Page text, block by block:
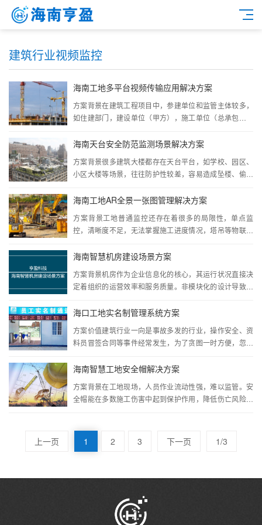
建筑行业视频监控
海南工地多平台视频传输应用解决方案
方案背景在建筑工程项目中，参建单位和监管主体较多，
如住建部门，建设单位（甲方），施工单位（总承包）等
海南天台安全防范监测场景解决方案
方案背景很多建筑大楼都存在天台平台，如学校、园区、
小区大楼等场景，往往防护性较差，容易造成坠楼、偷盗
海南工地AR全景一张图管理解决方案
方案背景工地普通监控还存在着很多的局限性，单点监
控，清晰度不足，无法掌握施工进度情况，塔吊等物联数
海南智慧机房建设场景方案
方案背景机房作为企业信息化的核心，其运行状况直接决
定着组织的运营效率和服务质量。非模块化的设计导致不
海口工地实名制管理系统方案
方案价值建筑行业一向是事故多发的行业，操作安全、资
料员冒签合同等事件经常发生，为了贪图一时方便，忽略
海南智慧工地安全帽解决方案
方案背景在工地现场，人员作业流动性强，难以监管。安
全帽能在多数施工伤害中起到保护作用，降低伤亡风险。
上一页 1 2 3 下一页 1/3